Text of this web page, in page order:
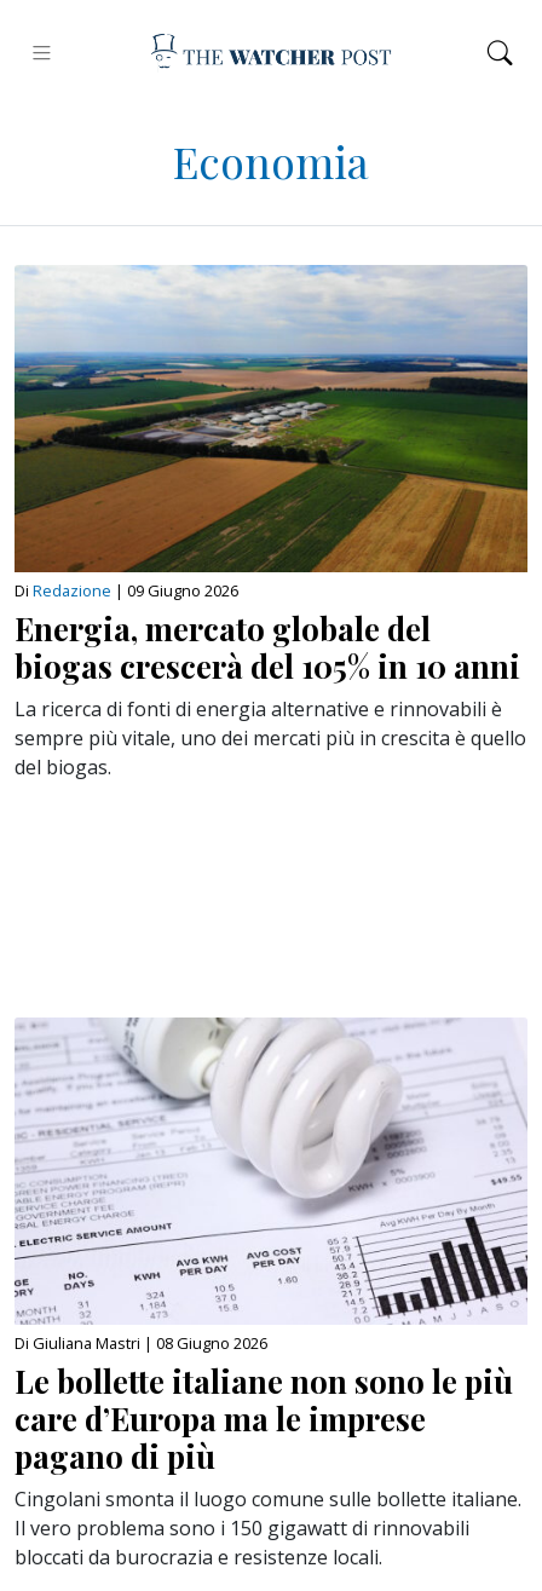
Economia
Di Redazione | 09 Giugno 2026
Energia, mercato globale del
biogas crescerà del 105% in 10 anni
La ricerca di fonti di energia alternative e rinnovabili è
sempre più vitale, uno dei mercati più in crescita è quello
del biogas.
Di Giuliana Mastri | 08 Giugno 2026
Le bollette italiane non sono le più
care d’Europa ma le imprese
pagano di più
Cingolani smonta il luogo comune sulle bollette italiane.
Il vero problema sono i 150 gigawatt di rinnovabili
bloccati da burocrazia e resistenze locali.